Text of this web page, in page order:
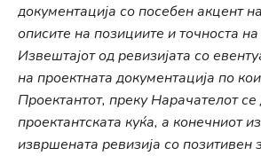
документација со посебен акцент
описите на позициите и точноста
Извештајот од ревизијата со
на проектната документација по
Проектантот, преку Нарачателот
проектантската куќа, а конечниот
извршената ревизија со позитивен